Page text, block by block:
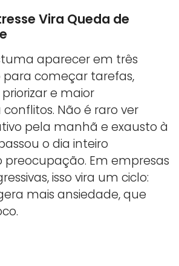
Vira Queda de
aparecer em três
para começar tarefas,
e maior
Não é raro ver
pela manhã e exausto à
o dia inteiro
Em empresas
isso vira um ciclo:
mais ansiedade, que